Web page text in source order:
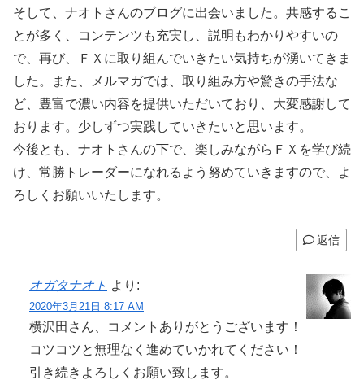
そして、ナオトさんのブログに出会いました。共感するこ
とが多く、コンテンツも充実し、説明もわかりやすいの
で、再び、ＦＸに取り組んでいきたい気持ちが湧いてきま
した。また、メルマガでは、取り組み方や驚きの手法な
ど、豊富で濃い内容を提供いただいており、大変感謝して
おります。少しずつ実践していきたいと思います。
今後とも、ナオトさんの下で、楽しみながらＦＸを学び続
け、常勝トレーダーになれるよう努めていきますので、よ
ろしくお願いいたします。
返信
オガタナオト より:
2020年3月21日 8:17 AM
横沢田さん、コメントありがとうございます！
コツコツと無理なく進めていかれてください！
引き続きよろしくお願い致します。